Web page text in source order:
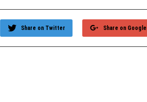
Share on
Share on Twitter